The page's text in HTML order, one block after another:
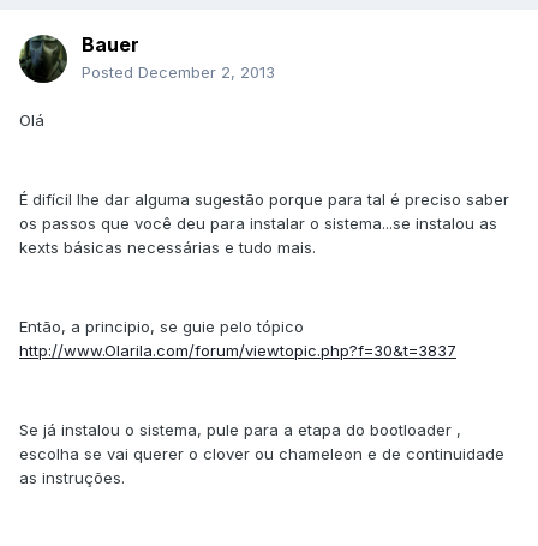
Bauer
Posted December 2, 2013
Olá
É difícil lhe dar alguma sugestão porque para tal é preciso saber
os passos que você deu para instalar o sistema...se instalou as
kexts básicas necessárias e tudo mais.
Então, a principio, se guie pelo tópico
http://www.Olarila.com/forum/viewtopic.php?f=30&t=3837
Se já instalou o sistema, pule para a etapa do bootloader ,
escolha se vai querer o clover ou chameleon e de continuidade
as instruções.